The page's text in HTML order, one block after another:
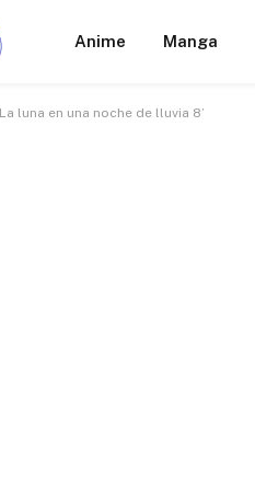
Anime Manga
luna en una noche de lluvia 8’